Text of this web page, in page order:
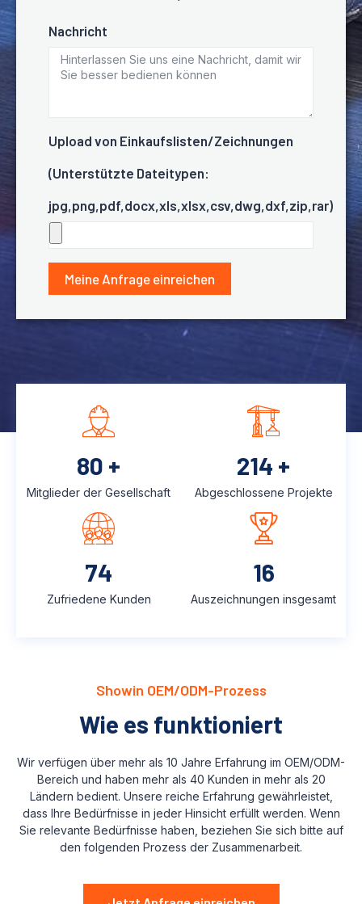
Nachricht
Upload von Einkaufslisten/Zeichnungen
(Unterstützte Dateitypen:
jpg,png,pdf,docx,xls,xlsx,csv,dwg,dxf,zip,rar)
Meine Anfrage einreichen
115 +
Mitglieder der Gesellschaft
306 +
Abgeschlossene Projekte
107
Zufriedene Kunden
23
Auszeichnungen insgesamt
Showin OEM/ODM-Prozess
Wie es funktioniert
Wir verfügen über mehr als 10 Jahre Erfahrung im OEM/ODM-
Bereich und haben mehr als 40 Kunden in mehr als 20
Ländern bedient. Unsere reiche Erfahrung gewährleistet,
dass Ihre Bedürfnisse in jeder Hinsicht erfüllt werden. Wenn
Sie relevante Bedürfnisse haben, beziehen Sie sich bitte auf
den folgenden Prozess der Zusammenarbeit.